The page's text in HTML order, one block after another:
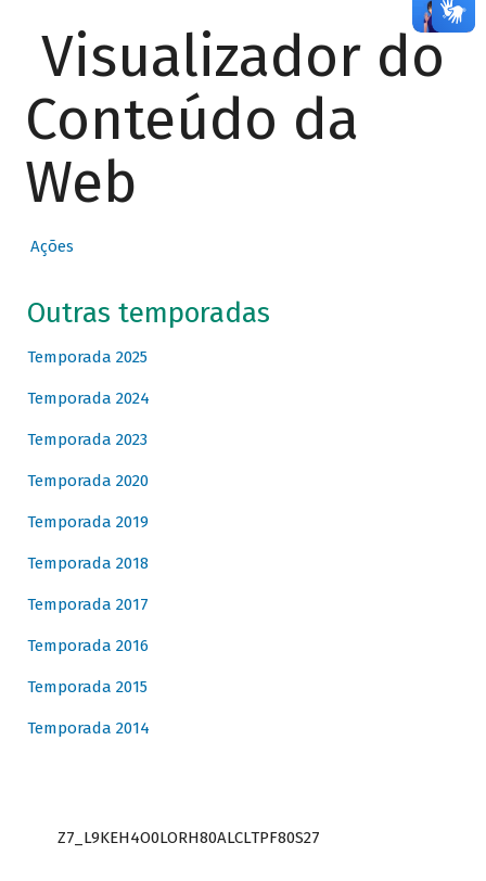
Visualizador do
Conteúdo da
Web
Ações
Outras temporadas
Temporada 2025
Temporada 2024
Temporada 2023
Temporada 2020
Temporada 2019
Temporada 2018
Temporada 2017
Temporada 2016
Temporada 2015
Temporada 2014
Z7_L9KEH4O0LORH80ALCLTPF80S27